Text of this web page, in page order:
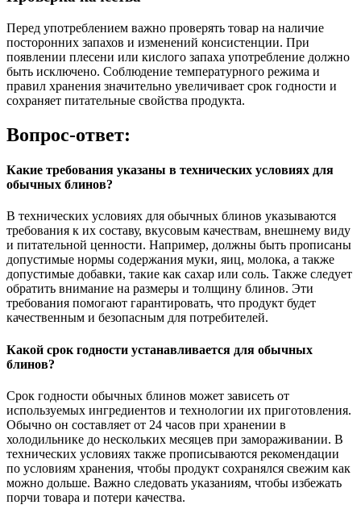
Перед употреблением важно проверять товар на наличие
посторонних запахов и изменений консистенции. При
появлении плесени или кислого запаха употребление должно
быть исключено. Соблюдение температурного режима и
правил хранения значительно увеличивает срок годности и
сохраняет питательные свойства продукта.
Вопрос-ответ:
Какие требования указаны в технических условиях для
обычных блинов?
В технических условиях для обычных блинов указываются
требования к их составу, вкусовым качествам, внешнему виду
и питательной ценности. Например, должны быть прописаны
допустимые нормы содержания муки, яиц, молока, а также
допустимые добавки, такие как сахар или соль. Также следует
обратить внимание на размеры и толщину блинов. Эти
требования помогают гарантировать, что продукт будет
качественным и безопасным для потребителей.
Какой срок годности устанавливается для обычных
блинов?
Срок годности обычных блинов может зависеть от
используемых ингредиентов и технологии их приготовления.
Обычно он составляет от 24 часов при хранении в
холодильнике до нескольких месяцев при замораживании. В
технических условиях также прописываются рекомендации
по условиям хранения, чтобы продукт сохранялся свежим как
можно дольше. Важно следовать указаниям, чтобы избежать
порчи товара и потери качества.